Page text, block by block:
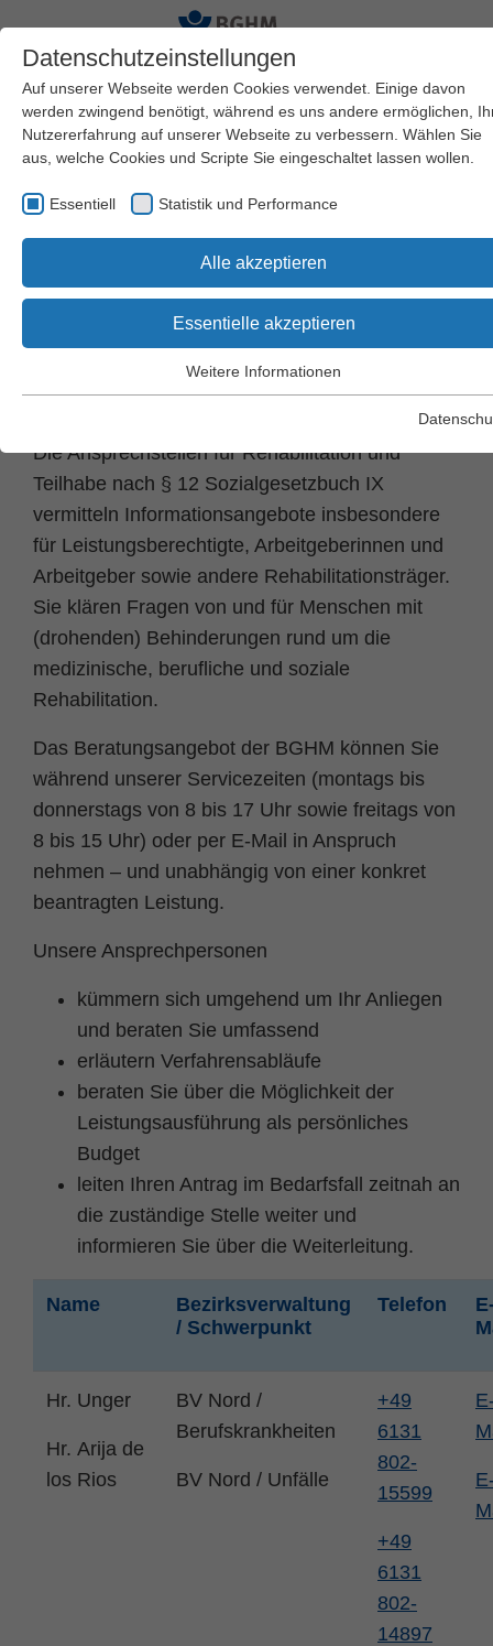
Startseite
Versicherungsschutz und Leistungen
Teilhabe / Rehabilitation
nach § 12 SGB IX
Ansprechstellen für
Rehabilitation und
Teilhabe
Die Ansprechstellen für Rehabilitation und
Teilhabe nach § 12 Sozialgesetzbuch IX
vermitteln Informationsangebote insbesondere
für Leistungsberechtigte, Arbeitgeberinnen und
Arbeitgeber sowie andere Rehabilitationsträger.
Sie klären Fragen von und für Menschen mit
(drohenden) Behinderungen rund um die
medizinische, berufliche und soziale
Rehabilitation.
Das Beratungsangebot der BGHM können Sie
während unserer Servicezeiten (montags bis
donnerstags von 8 bis 17 Uhr sowie freitags von
8 bis 15 Uhr) oder per E-Mail in Anspruch
nehmen – und unabhängig von einer konkret
beantragten Leistung.
Unsere Ansprechpersonen
kümmern sich umgehend um Ihr Anliegen
und beraten Sie umfassend
erläutern Verfahrensabläufe
beraten Sie über die Möglichkeit der
Leistungsausführung als persönliches
Budget
leiten Ihren Antrag im Bedarfsfall zeitnah an
die zuständige Stelle weiter und
informieren Sie über die Weiterleitung.
Name
Bezirksverwaltung
/ Schwerpunkt
Telefon
Hr. Unger
Hr. Arija de
los Rios
BV Nord /
Berufskrankheiten
BV Nord / Unfälle
+49
6131
802-
15599
+49
6131
802-
14897
Datenschutzeinstellungen
Auf unserer Webseite werden Cookies verwendet. Einige davon
werden zwingend benötigt, während es uns andere ermöglichen,
Nutzererfahrung auf unserer Webseite zu verbessern. Wählen Sie
aus, welche Cookies und Scripte Sie eingeschaltet lassen wollen.
Essentiell Statistik und Performance
Alle akzeptieren
Essentielle akzeptieren
Essentielle Cookies werden für grundlegende Funktionen der
einwandfrei funktioniert.
Name fe_typo_user
Anbieter TYPO3
Laufzeit Session
Zweck
Dieses Cookie ist ein Standard-Session-
Cookie von TYPO3. Es speichert im Falle
wird, um ihm Zugang zu geschützten
Bereichen zu gewähren.
Name PHPSESSID
Cookie-Informationen
Statistik und Performance
Weitere Informationen